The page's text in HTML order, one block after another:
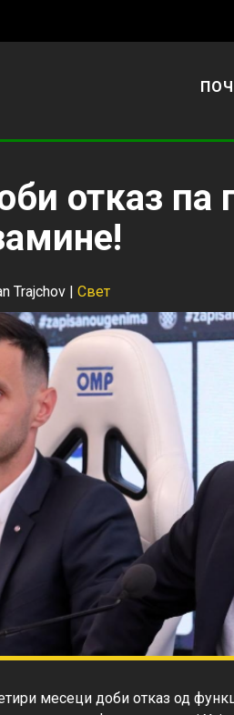
отказ па
Trajchov | Свет
месеци доби отказ од